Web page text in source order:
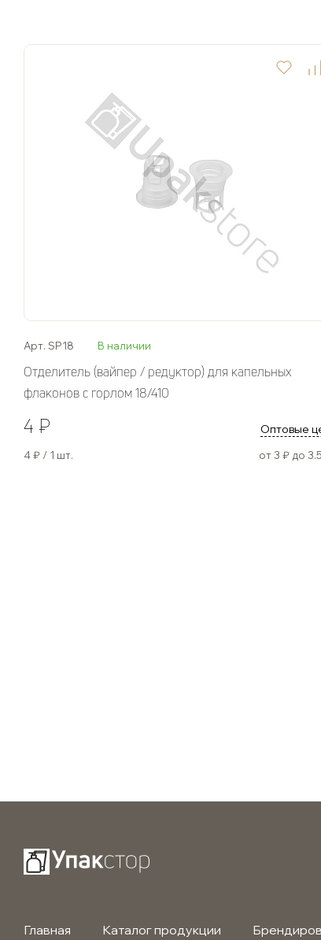
Арт. SP18 В наличии
Отделитель (вайпер / редуктор) для капельных
флаконов с горлом 18/410
4 ₽ Оптовые
4 ₽ / 1 шт. от 3 ₽ до
Главная Каталог продукции